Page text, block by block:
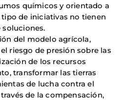
químicos y orientado a
de iniciativas no tienen
soluciones.
del modelo agrícola,
riesgo de presión sobre las
de los recursos
transformar las tierras
de lucha contra el
de la compensación,